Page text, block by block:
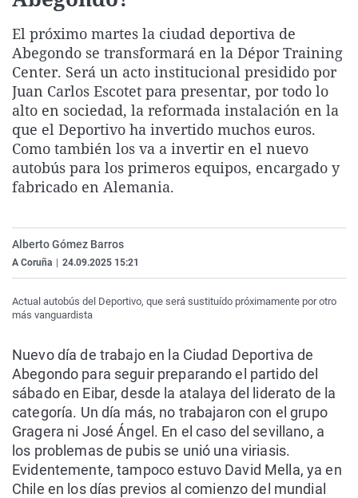
Gente viajera
Como el perro y el
Retornados
Equipo de
Operación Viuda
Galicia
La Rioja
Navarra
País Vasco
Televisión
Elecciones
El próximo martes la ciudad deportiva de
Abegondo se transformará en la Dépor Training
Center. Será un acto institucional presidido por
Juan Carlos Escotet para presentar, por todo lo
alto en sociedad, la reformada instalación en la
que el Deportivo ha invertido muchos euros.
Como también los va a invertir en el nuevo
autobús para los primeros equipos, encargado y
fabricado en Alemania.
Alberto Gómez Barros
A Coruña 24.09.2025 15:21
Actual autobús del Deportivo, que será sustituído próximamente por otro
más vanguardista
Nuevo día de trabajo en la Ciudad Deportiva de
Abegondo para seguir preparando el partido del
sábado en Eibar, desde la atalaya del liderato de la
categoría. Un día más, no trabajaron con el grupo
Gragera ni José Ángel. En el caso del sevillano, a
los problemas de pubis se unió una viriasis.
Evidentemente, tampoco estuvo David Mella, ya en
Chile en los días previos al comienzo del mundial